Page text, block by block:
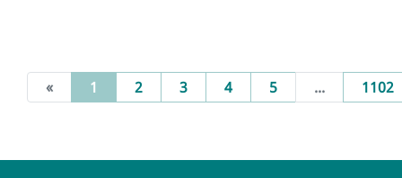
« 1 (current)
2 3 4 5 ... 1102